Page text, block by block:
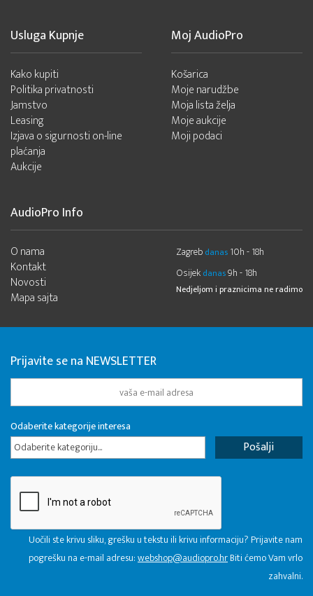
Usluga Kupnje
Kako kupiti
Politika privatnosti
Jamstvo
Leasing
Izjava o sigurnosti on-line
plaćanja
Aukcije
Moj AudioPro
Košarica
Moje narudžbe
Moja lista želja
Moje aukcije
Moji podaci
AudioPro Info
O nama
Kontakt
Novosti
Mapa sajta
Zagreb danas 10h - 18h
Osijek danas9h - 18h
Nedjeljom i praznicima ne radimo
Prijavite se na NEWSLETTER
Odaberite kategorije interesa
Odaberite kategoriju...
Uočili ste krivu sliku, grešku u tekstu ili krivu informaciju? Prijavite nam
pogrešku na e-mail adresu:webshop@audiopro.hrBiti ćemo Vam vrlo
zahvalni.